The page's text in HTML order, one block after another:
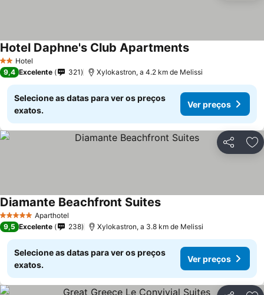
2 Estrelas
Hotel
Hotel Daphne's Club Apartments
9,4 Excelente 321 Xylokastron, a 4.2 km de Melissi
Selecione as datas para ver os preços
exatos.
Ver preços
Partilhar
5 Estrelas Aparthotel
Diamante Beachfront Suites
9,5 Excelente 238 Xylokastron, a 3.8 km de Melissi
Selecione as datas para ver os preços
exatos.
Ver preços